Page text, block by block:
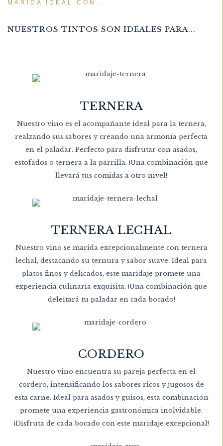
MARIDA IDEAL CON...
NUESTROS TINTOS SON IDEALES PARA...
TERNERA
Nuestro vino es el acompañante ideal para la ternera,
realzando sus sabores y creando una armonía perfecta
en el paladar. Perfecto para disfrutar con asados,
estofados o ternera a la parrilla. ¡Una combinación que
llevará tus comidas a otro nivel!
TERNERA LECHAL
Nuestro vino se marida excepcionalmente con ternera
lechal, destacando su ternura y sabor suave. Ideal para
platos finos y delicados, este maridaje promete una
experiencia culinaria exquisita. ¡Una combinación que
deleitará tu paladar en cada bocado!
CORDERO
Nuestro vino encuentra su pareja perfecta en el
cordero, intensificando los sabores ricos y jugosos de
esta carne. Ideal para asados y guisos, esta combinación
promete una experiencia gastronómica inolvidable.
¡Disfruta de cada bocado con este maridaje excepcional!